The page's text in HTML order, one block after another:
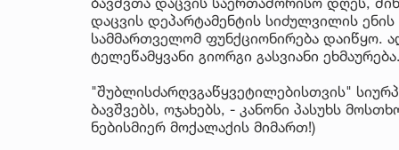
დაცვის დეპარტამენტის სიძულვილის
სამმართველომ ფუნქციონირება დაიწყო.
ტელეწამყვანი გიორგი გასვიანი ეხმაურება.
"შუბლისძარღვგაწყვეტილებისთვის"
ბავშვებს, ოჯახებს, - კანონი პასუხს
ნებისმიერ მოქალაქის მიმართ!)